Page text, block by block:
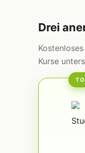
Drei
Kurse